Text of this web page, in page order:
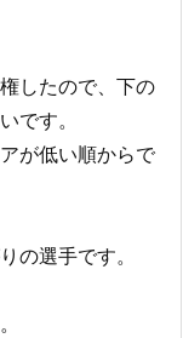
したので、下の
です。
が低い順からで
の選手です。